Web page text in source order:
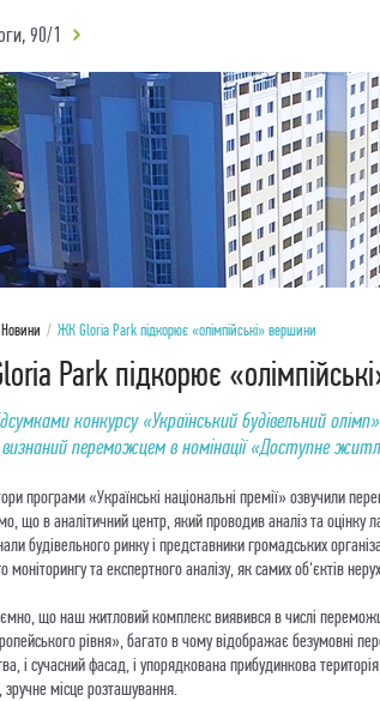
90/1
Новини / ЖК Gloria Park підкорює «олімпійські» вершини
Park підкорює
конкурсу «Український будівельний
переможцем в номінації «Доступне
програми «Українські національні премії» озвучили
що в аналітичний центр, який проводив аналіз та оцінку
будівельного ринку і представники громадських
моніторингу та експертного аналізу, як самих об'єктів
що наш житловий комплекс виявився в числі
рівня», багато в чому відображає безумовні
і сучасний фасад, і упорядкована прибудинкова
зручне місце розташування.